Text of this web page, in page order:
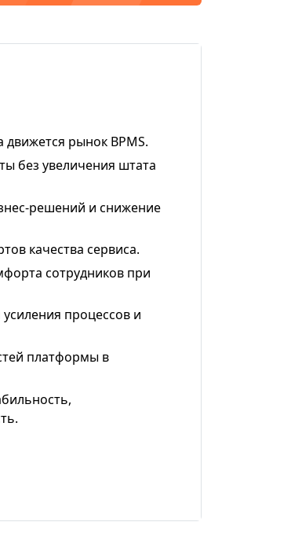
рынок BPMS.
без увеличения штата
решений и снижение
качества сервиса.
сотрудников при
процессов и
платформы в